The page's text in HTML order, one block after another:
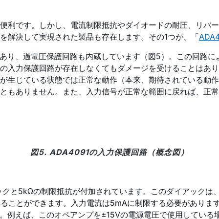
利です。しかし、電流制限抵抗やダイオードの耐圧、リバ
解決して実現された製品も存在します。その1つが、「
、過電圧保護回路も内蔵しています（図5）。この回路
入力保護回路が存在しなくてもダメージを受けることは
生じている状態では正常な動作（本来、期待されている動
もありません。また、入力信号が正常な範囲に戻れば、正
図5. ADA4091の入力保護回路（概念図）
と5kΩの制限抵抗が付加されています。このダイアックは
ことができます。入力電流は5mAに制限する必要があり
例えば、このオペアンプを±15Vの電源電圧で使用してい